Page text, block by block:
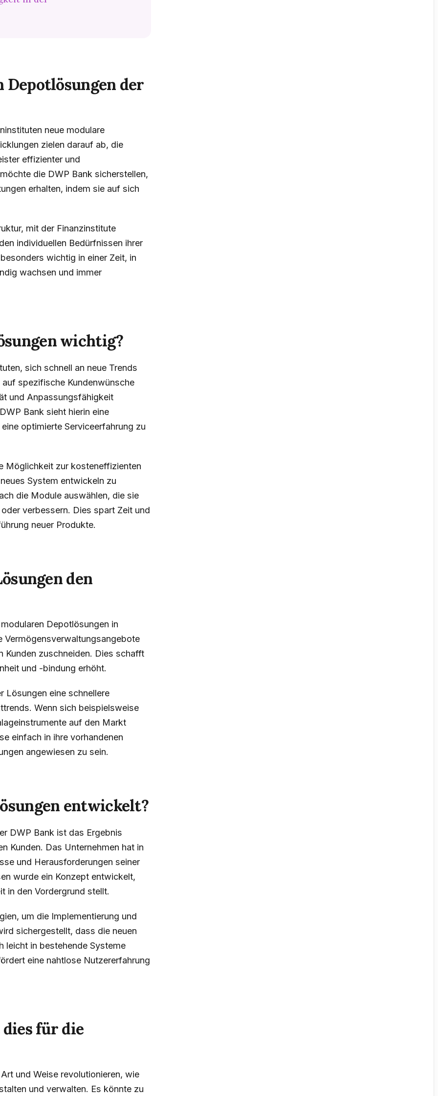
Depotlösungen der
neue modulare
zielen darauf ab, die
effizienter und
die DWP Bank sicherstellen,
erhalten, indem sie auf sich
mit der Finanzinstitute
individuellen Bedürfnissen ihrer
wichtig in einer Zeit, in
wachsen und immer
wichtig?
sich schnell an neue Trends
spezifische Kundenwünsche
und Anpassungsfähigkeit
Bank sieht hierin eine
optimierte Serviceerfahrung zu
Möglichkeit zur kosteneffizienten
System entwickeln zu
die Module auswählen, die sie
verbessern. Dies spart Zeit und
neuer Produkte.
den
Depotlösungen in
Vermögensverwaltungsangebote
Kunden zuschneiden. Dies schafft
und -bindung erhöht.
Lösungen eine schnellere
Wenn sich beispielsweise
auf den Markt
einfach in ihre vorhandenen
angewiesen zu sein.
entwickelt?
DWP Bank ist das Ergebnis
Kunden. Das Unternehmen hat in
und Herausforderungen seiner
wurde ein Konzept entwickelt,
in den Vordergrund stellt.
um die Implementierung und
sichergestellt, dass die neuen
leicht in bestehende Systeme
eine nahtlose Nutzererfahrung
für die
und Weise revolutionieren, wie
und verwalten. Es könnte zu